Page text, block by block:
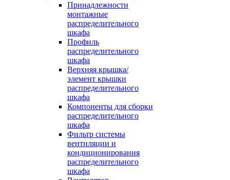
Принадлежности
монтажные
распределительного
шкафа
Профиль
распределительного
шкафа
Верхняя крышка/
элемент крышки
распределительного
шкафа
Компоненты для сборки
распределительного
шкафа
Фильтр системы
вентиляции и
кондиционирования
распределительного
шкафа